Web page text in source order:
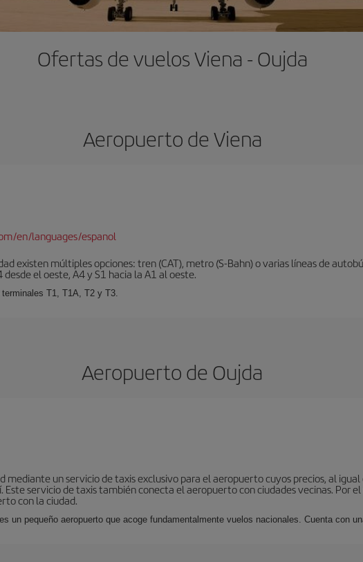
Ofertas de vuelos Viena - Oujda
Aeropuerto de Viena
en/languages/espanol
existen múltiples opciones: tren (CAT), metro (S-Bahn) o varias líneas de
el oeste, A4 y S1 hacia la A1 al oeste.
T1, T1A, T2 y T3.
Aeropuerto de Oujda
un servicio de taxis exclusivo para el aeropuerto cuyos precios, al
Este servicio de taxis también conecta el aeropuerto con ciudades vecinas. Por
con la ciudad.
un pequeño aeropuerto que acoge fundamentalmente vuelos nacionales. Cuenta con